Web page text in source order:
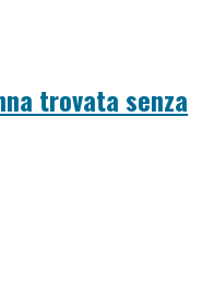
trovata senza